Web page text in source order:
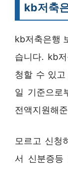
kb저축
kb저축은행
습니다. kb
청할 수 있
일 기준으로
전액지원해
모르고 신청
서 신분증등